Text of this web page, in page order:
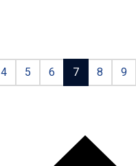
4 5 6 7 8 9